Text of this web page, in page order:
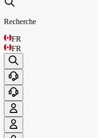
Recherche
FR
FR